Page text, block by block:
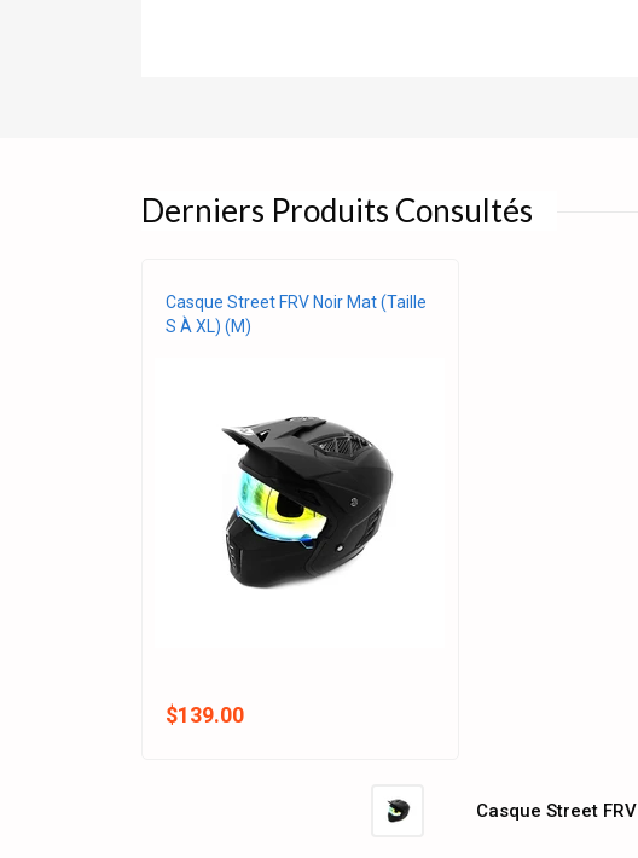
Derniers Produits Consultés
Casque Street FRV Noir Mat (taille
S À XL) (M)
$139.00
Casque Street